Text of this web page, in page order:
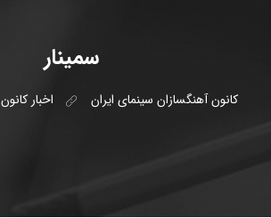
سمینار
کانون آهنگسازان سینمای ایران اخبار کانون